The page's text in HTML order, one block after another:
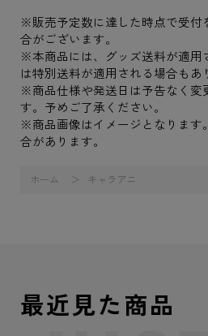
※販売予定数に達した時点で受付
合がございます。
※本商品には、グッズ送料が適用
は特別送料が適用される場合もあ
※商品仕様や発送日は予告なく変
す。予めご了承ください。
※商品画像はイメージとなります
合があります。
ホーム キャラアニ
最近見た商品